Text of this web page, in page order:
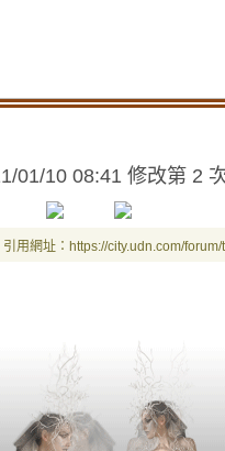
是含
因為
啊
01/10 08:41 修改第 2
引用網址：https://city.udn.com/